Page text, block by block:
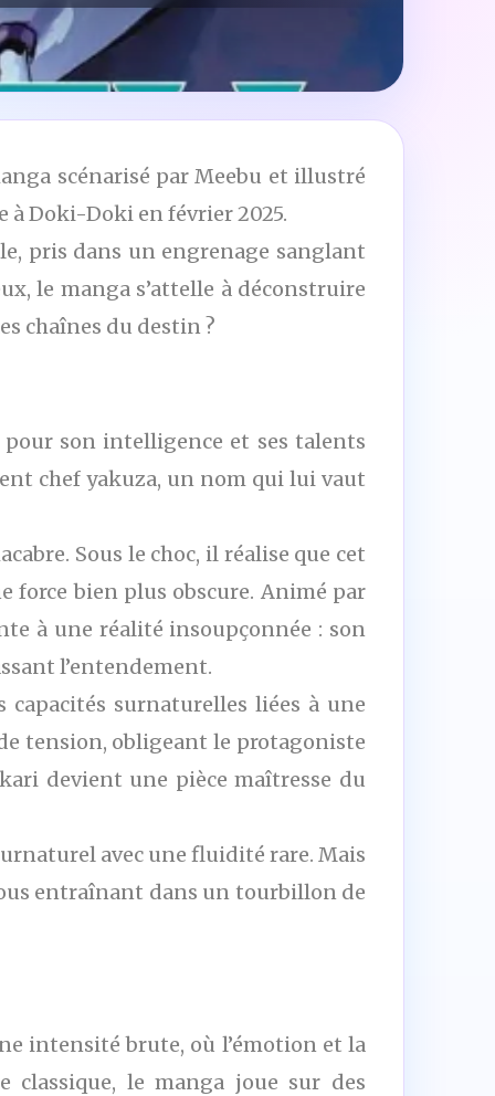
scénarisé par Meebu et illustré
à Doki-Doki en février 2025.
pris dans un engrenage sanglant
le manga s’attelle à déconstruire
chaînes du destin ?
pour son intelligence et ses talents
chef yakuza, un nom qui lui vaut
Sous le choc, il réalise que cet
force bien plus obscure. Animé par
à une réalité insoupçonnée : son
l’entendement.
capacités surnaturelles liées à une
tension, obligeant le protagoniste
devient une pièce maîtresse du
avec une fluidité rare. Mais
entraînant dans un tourbillon de
intensité brute, où l’émotion et la
classique, le manga joue sur des